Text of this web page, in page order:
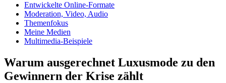
Entwickelte Online-Formate
Moderation, Video, Audio
Themenfokus
Meine Medien
Multimedia-Beispiele
Warum ausgerechnet Luxusmode zu den
Gewinnern der Krise zählt